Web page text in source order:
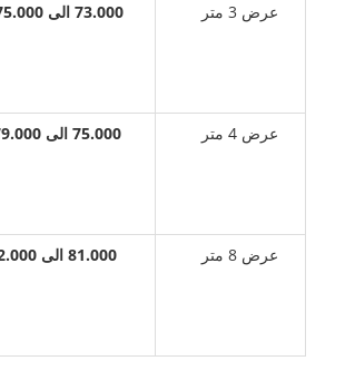
عرض 3 متر 73.000 الی 75.000 تومان
عرض 4 متر 75.000 الی 79.000 تومان
عرض 8 متر 81.000 الی 82.000 تومان